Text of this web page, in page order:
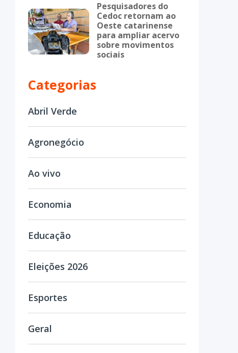
Pesquisadores do
Cedoc retornam ao
Oeste catarinense
para ampliar acervo
sobre movimentos
sociais
Categorias
Abril Verde
Agronegócio
Ao vivo
Economia
Educação
Eleições 2026
Esportes
Geral